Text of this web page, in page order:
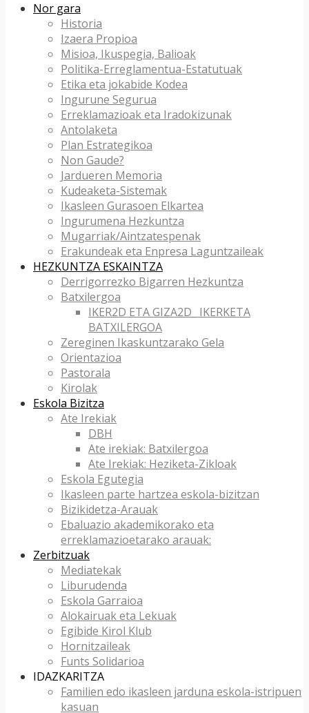
Nor gara
Historia
Izaera Propioa
Misioa, Ikuspegia, Balioak
Politika-Erreglamentua-Estatutuak
Etika eta jokabide Kodea
Ingurune Segurua
Erreklamazioak eta Iradokizunak
Antolaketa
Plan Estrategikoa
Non Gaude?
Jardueren Memoria
Kudeaketa-Sistemak
Ikasleen Gurasoen Elkartea
Ingurumena Hezkuntza
Mugarriak/Aintzatespenak
Erakundeak eta Enpresa Laguntzaileak
HEZKUNTZA ESKAINTZA
Derrigorrezko Bigarren Hezkuntza
Batxilergoa
IKER2D ETA GIZA2D_ IKERKETA
BATXILERGOA
Zereginen Ikaskuntzarako Gela
Orientazioa
Pastorala
Kirolak
Eskola Bizitza
Ate Irekiak
DBH
Ate irekiak: Batxilergoa
Ate Irekiak: Heziketa-Zikloak
Eskola Egutegia
Ikasleen parte hartzea eskola-bizitzan
Bizikidetza-Arauak
Ebaluazio akademikorako eta
erreklamazioetarako arauak:
Zerbitzuak
Mediatekak
Liburudenda
Eskola Garraioa
Alokairuak eta Lekuak
Egibide Kirol Klub
Hornitzaileak
Funts Solidarioa
IDAZKARITZA
Familien edo ikasleen jarduna eskola-istripuen
kasuan